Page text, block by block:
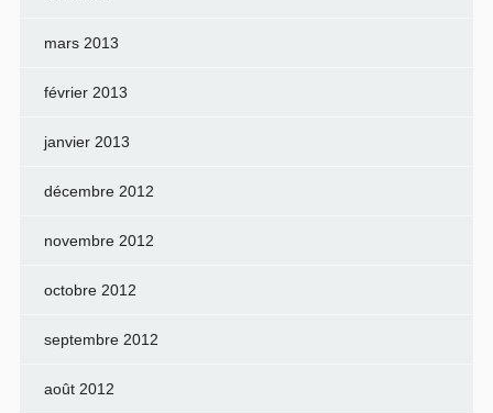
mars 2013
février 2013
janvier 2013
décembre 2012
novembre 2012
octobre 2012
septembre 2012
août 2012